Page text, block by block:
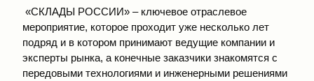
«СКЛАДЫ РОССИИ» – ключевое отраслевое
мероприятие, которое проходит уже несколько лет
подряд и в котором принимают ведущие компании и
эксперты рынка, а конечные заказчики знакомятся с
передовыми технологиями и инженерными решениями